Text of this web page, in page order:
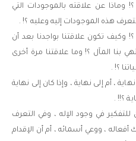
وماذا عن علاقته بالموجودات التي
هذه الموجودات إليه وعليه ؟! .
وكيف تكون علاقتنا بواجدنا بعد أن
بنا المآل ؟! وما علاقتنا مرة أخرى
؟! .
، أم إلى نهاية ، وإذا كان إلى نهاية
؟!! .
في وجود الإله ، وفي التعرف
أفعاله ، ووعي أسمائه ، أم أن الإقدام